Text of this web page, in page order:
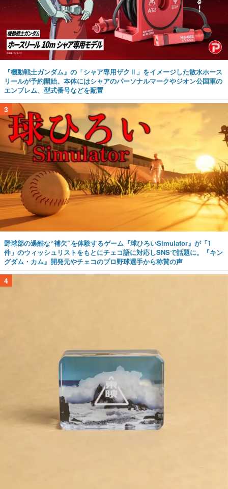
『機動戦士ガンダム』の「シャア専用ザクⅡ」をイメージした散水ホース
リールが予約開始。本体にはシャアのパーソナルマークやジオン公国軍の
エンブレム、型式番号などを配置
3
野球部の過酷な“補欠”を体験するゲーム『球ひろいSimulator』が「1
件」のウィッシュリストをもとにチェコ語に対応しSNSで話題に。『キン
グダム・カム』開発元やチェコのプロ野球選手から称賛の声
4